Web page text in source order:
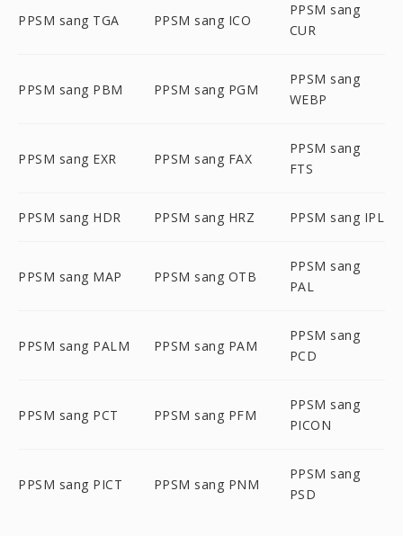
PPSM sang TGA PPSM sang ICO
PPSM sang
CUR
PPSM sang PBM PPSM sang PGM
PPSM sang
WEBP
PPSM sang EXR PPSM sang FAX
PPSM sang
FTS
PPSM sang HDR PPSM sang HRZ PPSM sang IPL
PPSM sang MAP PPSM sang OTB
PPSM sang
PAL
PPSM sang PALM PPSM sang PAM
PPSM sang
PCD
PPSM sang PCT PPSM sang PFM
PPSM sang
PICON
PPSM sang PICT PPSM sang PNM
PPSM sang
PSD